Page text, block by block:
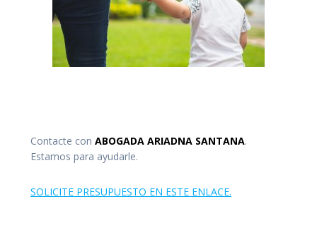
Contacte con ABOGADA ARIADNA SANTANA.
Estamos para ayudarle.
SOLICITE PRESUPUESTO EN ESTE ENLACE.